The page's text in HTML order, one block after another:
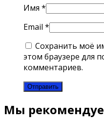
Имя *
Email *
Сохранить моё
этом браузере для
комментариев.
Мы